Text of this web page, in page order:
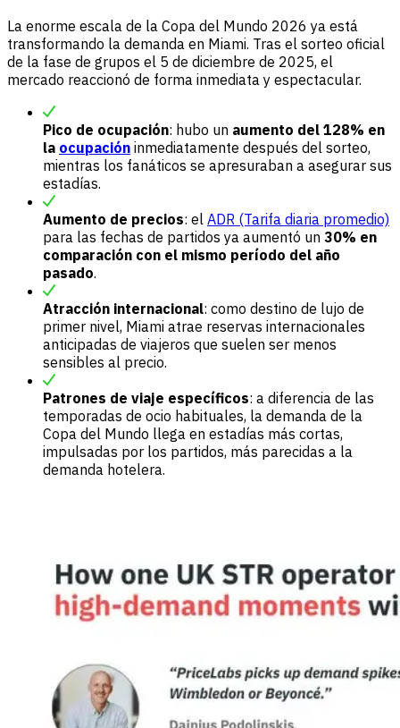
La enorme escala de la Copa del Mundo 2026 ya está
transformando la demanda en Miami. Tras el sorteo oficial
de la fase de grupos el 5 de diciembre de 2025, el
mercado reaccionó de forma inmediata y espectacular.
Pico de ocupación: hubo un aumento del 128% en
la ocupación inmediatamente después del sorteo,
mientras los fanáticos se apresuraban a asegurar sus
estadías.
Aumento de precios: el ADR (Tarifa diaria promedio)
para las fechas de partidos ya aumentó un 30% en
comparación con el mismo período del año
pasado.
Atracción internacional: como destino de lujo de
primer nivel, Miami atrae reservas internacionales
anticipadas de viajeros que suelen ser menos
sensibles al precio.
Patrones de viaje específicos: a diferencia de las
temporadas de ocio habituales, la demanda de la
Copa del Mundo llega en estadías más cortas,
impulsadas por los partidos, más parecidas a la
demanda hotelera.